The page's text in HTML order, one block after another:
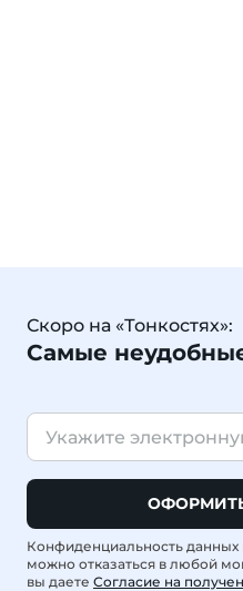
Скоро на «Тонкостях»:
Самые
Конфиденциальность данных
можно отказаться в любой
вы даете Согласие на